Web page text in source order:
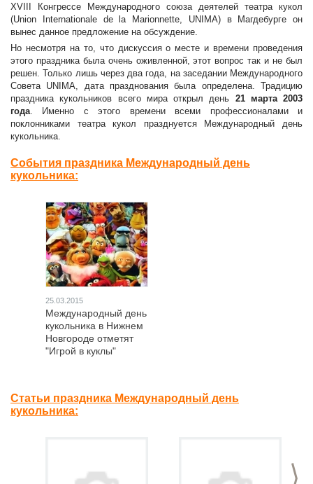
XVIII Конгрессе Международного союза деятелей театра кукол
(Union Internationale de la Marionnette, UNIMA) в Магдебурге он
вынес данное предложение на обсуждение.
Но несмотря на то, что дискуссия о месте и времени проведения
этого праздника была очень оживленной, этот вопрос так и не был
решен. Только лишь через два года, на заседании Международного
Совета UNIMA, дата празднования была определена. Традицию
праздника кукольников всего мира открыл день 21 марта 2003
года. Именно с этого времени всеми профессионалами и
поклонниками театра кукол празднуется Международный день
кукольника.
События праздника Международный день
кукольника:
25.03.2015
Международный день
кукольника в Нижнем
Новгороде отметят
"Игрой в куклы"
Статьи праздника Международный день
кукольника:
>